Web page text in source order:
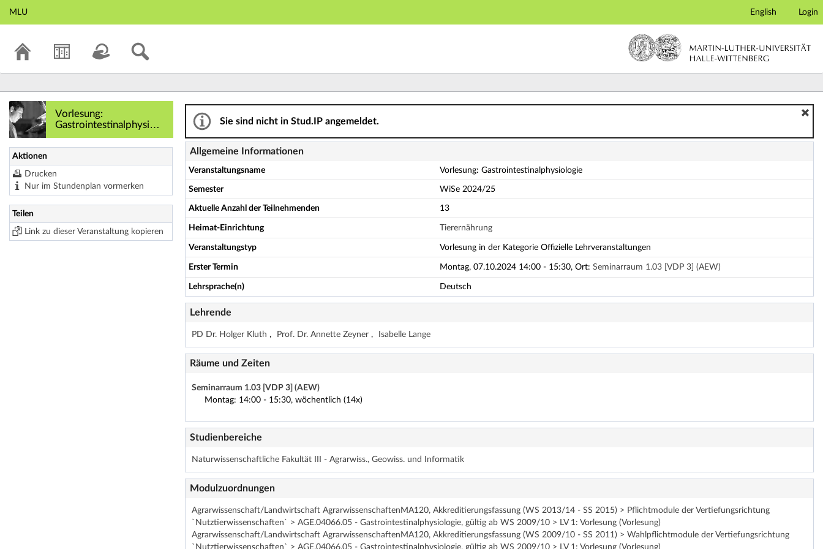
Hauptnavigation
MLU English Login
Vorlesung:
Gastrointestinalphysiolo
gie - Details
Aktionen
Drucken
Nur im Stundenplan vormerken
Teilen
Link zu dieser Veranstaltung kopieren
Vorlesung: Gastrointestinalphysiologie - Details
Sie sind nicht in Stud.IP angemeldet.
Allgemeine Informationen
Veranstaltungsname Vorlesung: Gastrointestinalphysiologie
Semester WiSe 2024/25
Aktuelle Anzahl der Teilnehmenden 13
Heimat-Einrichtung Tierernährung
Veranstaltungstyp Vorlesung in der Kategorie Offizielle Lehrveranstaltungen
Erster Termin Montag, 07.10.2024 14:00 - 15:30, Ort: Seminarraum 1.03 [VDP 3] (AEW)
Lehrsprache(n) Deutsch
Lehrende
PD Dr. Holger Kluth Prof. Dr. Annette Zeyner Isabelle Lange
Räume und Zeiten
Seminarraum 1.03 [VDP 3] (AEW)
Montag: 14:00 - 15:30, wöchentlich (14x)
Studienbereiche
Naturwissenschaftliche Fakultät III - Agrarwiss., Geowiss. und Informatik
Modulzuordnungen
Agrarwissenschaft/Landwirtschaft AgrarwissenschaftenMA120, Akkreditierungsfassung (WS 2013/14 - SS 2015) > Pflichtmodule der Vertiefungsrichtung
`Nutztierwissenschaften` > AGE.04066.05 - Gastrointestinalphysiologie, gültig ab WS 2009/10 > LV 1: Vorlesung (Vorlesung)
Agrarwissenschaft/Landwirtschaft AgrarwissenschaftenMA120, Akkreditierungsfassung (WS 2009/10 - SS 2011) > Wahlpflichtmodule der Vertiefungsrichtung
`Nutztierwissenschaften` > AGE.04066.05 - Gastrointestinalphysiologie, gültig ab WS 2009/10 > LV 1: Vorlesung (Vorlesung)